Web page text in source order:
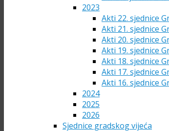
2023
Akti 22. sjednice
Akti 21. sjednice
Akti 20. sjednice
Akti 19. sjednice
Akti 18. sjednice
Akti 17. sjednice
Akti 16. sjednice
2024
2025
2026
Sjednice gradskog vijeća